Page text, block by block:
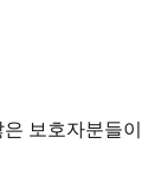
보호자분들이